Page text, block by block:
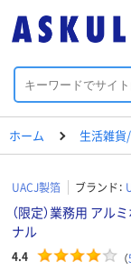
ホーム 生活雑貨
UACJ製箔 ブランド：
（限定）業務用 ア
ナル
4.4 （